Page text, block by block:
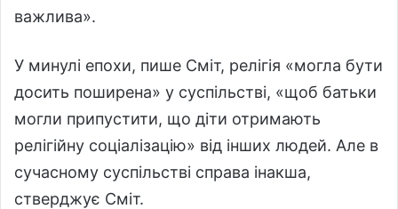
важлива».
У минулі епохи, пише Сміт, релігія «могла бути
досить поширена» у суспільстві, «щоб батьки
могли припустити, що діти отримають
релігійну соціалізацію» від інших людей. Але в
сучасному суспільстві справа інакша,
стверджує Сміт.